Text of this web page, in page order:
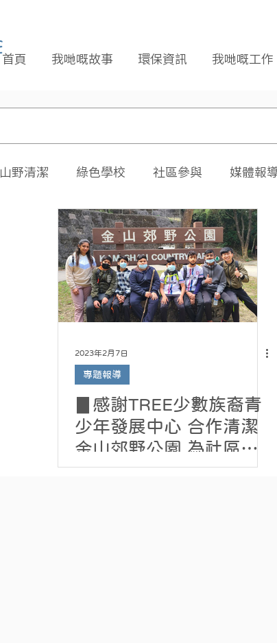
首頁 我哋嘅故事 環保資訊 我哋嘅工作
山野清潔 綠色學校 社區參與 媒體報
合作夥伴 社區報 環保新聞回顧
招長期義工 海岸清潔 企業社會責任
2023年2月7日
專題報導
▊感謝TREE少數族裔青
少年發展中心 合作清潔
金山郊野公園 為社區出
力